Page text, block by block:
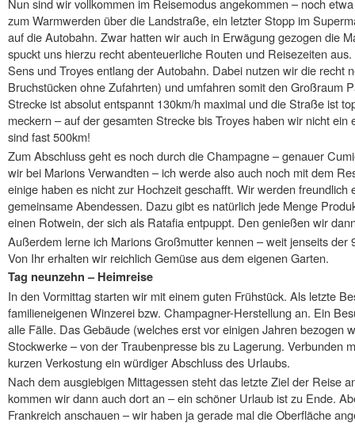
Nun sind wir vollkommen im Reisemodus angekommen – noch
zum Warmwerden über die Landstraße, ein letzter Stopp im
auf die Autobahn. Zwar hatten wir auch in Erwägung gezogen die
spuckt uns hierzu recht abenteuerliche Routen und Reisezeiten
Sens und Troyes entlang der Autobahn. Dabei nutzen wir die recht
Bruchstücken ohne Zufahrten) und umfahren somit den Großraum
Strecke ist absolut entspannt 130km/h maximal und die Straße ist
meckern – auf der gesamten Strecke bis Troyes haben wir nicht
sind fast 500km!
Zum Abschluss geht es noch durch die Champagne – genauer
wir bei Marions Verwandten – ich werde also auch noch mit dem
einige haben es nicht zur Hochzeit geschafft. Wir werden freundlich
gemeinsame Abendessen. Dazu gibt es natürlich jede Menge
einen Rotwein, der sich als Ratafia entpuppt. Den genießen wir
Außerdem lerne ich Marions Großmutter kennen – weit jenseits der
Von Ihr erhalten wir reichlich Gemüse aus dem eigenen Garten.
Tag neunzehn – Heimreise
In den Vormittag starten wir mit einem guten Frühstück. Als letzte
familieneigenen Winzerei bzw. Champagner-Herstellung an. Ein
alle Fälle. Das Gebäude (welches erst vor einigen Jahren bezogen
Stockwerke – von der Traubenpresse bis zu Lagerung. Verbunden
kurzen Verkostung ein würdiger Abschluss des Urlaubs.
Nach dem ausgiebigen Mittagessen steht das letzte Ziel der Reise
kommen wir dann auch dort an – ein schöner Urlaub ist zu Ende.
Frankreich anschauen – wir haben ja gerade mal die Oberfläche